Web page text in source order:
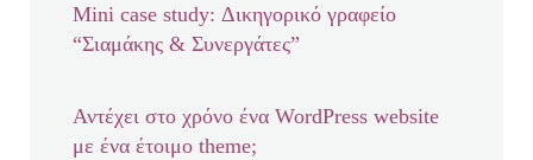
Mini case study: Δικηγορικό γραφείο
“Σιαμάκης & Συνεργάτες”
Αντέχει στο χρόνο ένα WordPress website
με ένα έτοιμο theme;